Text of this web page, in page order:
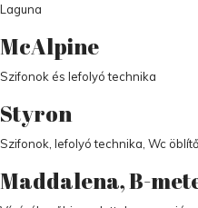
Laguna
McAlpine
Szifonok és lefolyó technika
Styron
Szifonok, lefolyó technika, Wc
Maddalena, B-